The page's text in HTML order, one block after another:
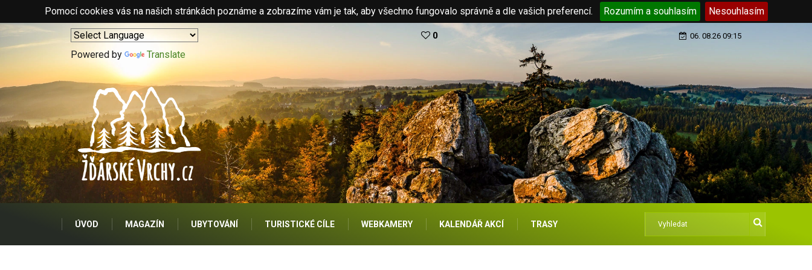
Pomocí cookies vás na našich stránkách poznáme a zobrazíme vám je tak, aby všechno fungovalo správně a dle vašich preferencí. Rozumím a souhlasím Nesouhlasím
Powered by Translate
0 06. 08.26 09:15
ÚVOD MAGAZÍN UBYTOVÁNÍ TURISTICKÉ CÍLE WEBKAMERY KALENDÁŘ AKCÍ TRASY